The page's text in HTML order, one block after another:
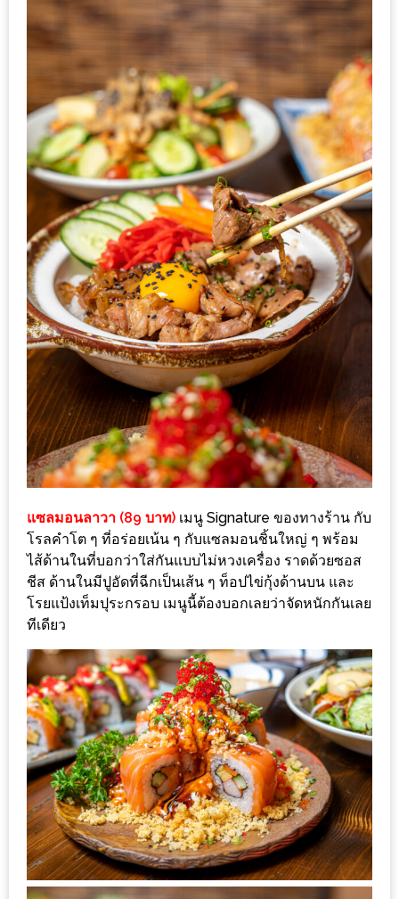
เกิน
บาท
รีวิว
ดี
กับ
วงใน
แจก
ฟรี
LINE
GIFTCODE!
ลายแทง
ความ
อร่อย
ทั่ว
เชียงใหม่
ลุ้น
บัตร
รับ
ประทาน
บุฟเฟ่ต์
ฟรี
CRYSTAL
เชียงใหม่
ฟรี
2
ท่าน
ลุ้น
รับ
GIFT
VOUCHER
แซลมอนลาวา (89 บาท) เมนู Signature ของทางร้าน กับ
โรลคำโต ๆ ที่อร่อยเน้น ๆ กับแซลมอนชิ้นใหญ่ ๆ พร้อม
ไส้ด้านในที่บอกว่าใส่กันแบบไม่หวงเครื่อง ราดด้วยซอส
ชีส ด้านในมีปูอัดที่ฉีกเป็นเส้น ๆ ท็อปไข่กุ้งด้านบน และ
โรยแป้งเท็มปุระกรอบ เมนูนี้ต้องบอกเลยว่าจัดหนักกันเลย
ทีเดียว